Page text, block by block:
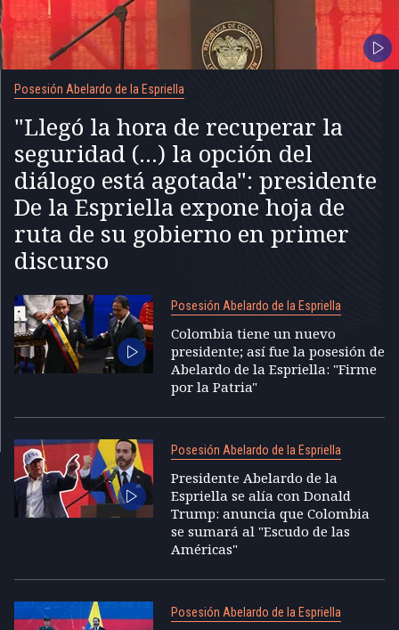
Posesión Abelardo de la Espriella
"Llegó la hora de recuperar la
seguridad (...) la opción del
diálogo está agotada": presidente
De la Espriella expone hoja de
ruta de su gobierno en primer
discurso
Posesión Abelardo de la Espriella
Colombia tiene un nuevo
presidente; así fue la posesión de
Abelardo de la Espriella: "Firme
por la Patria"
Posesión Abelardo de la Espriella
Presidente Abelardo de la
Espriella se alía con Donald
Trump: anuncia que Colombia
se sumará al "Escudo de las
Américas"
Posesión Abelardo de la Espriella